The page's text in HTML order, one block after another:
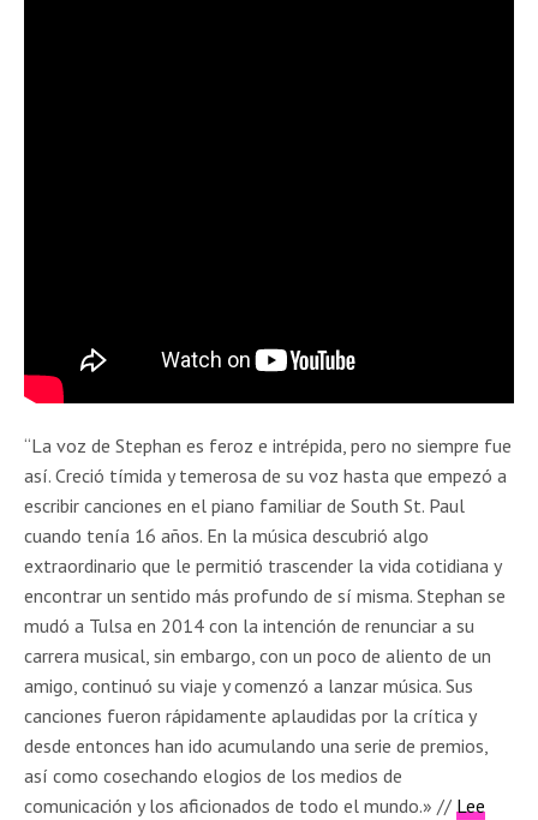
“La voz de Stephan es feroz e intrépida, pero no siempre fue
así. Creció tímida y temerosa de su voz hasta que empezó a
escribir canciones en el piano familiar de South St. Paul
cuando tenía 16 años. En la música descubrió algo
extraordinario que le permitió trascender la vida cotidiana y
encontrar un sentido más profundo de sí misma. Stephan se
mudó a Tulsa en 2014 con la intención de renunciar a su
carrera musical, sin embargo, con un poco de aliento de un
amigo, continuó su viaje y comenzó a lanzar música. Sus
canciones fueron rápidamente aplaudidas por la crítica y
desde entonces han ido acumulando una serie de premios,
así como cosechando elogios de los medios de
comunicación y los aficionados de todo el mundo.» //Lee